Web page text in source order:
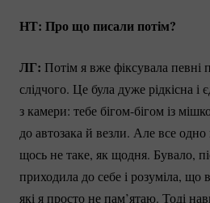
НТ: Про що писали потім?
ЛГ: Потім я вже фіксувала певні
слідчого. Це була дуже рідкісна
з камери: тебе бігом-бігом із
до автозака й везли. Але все
щось не таке, як щодня. Бувало,
приходила до себе і розуміла, що
які я просто не пам’ятаю. Тоді